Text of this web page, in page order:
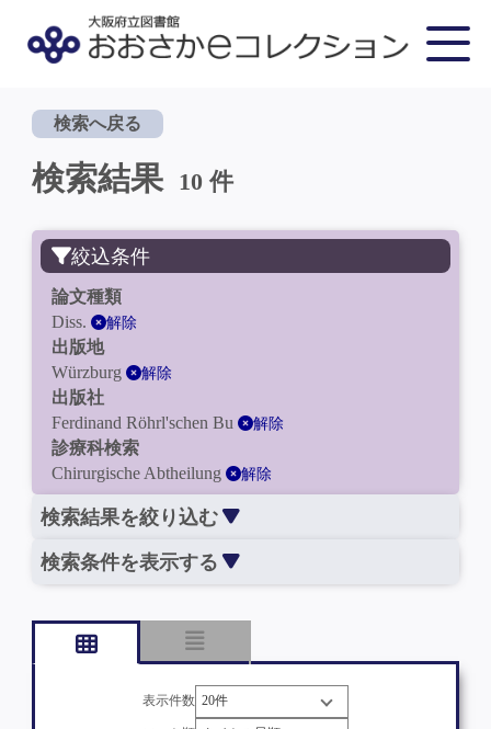
検索へ戻る
検索結果 10 件
絞込条件
論文種類
Diss.
解除
出版地
Würzburg
解除
出版社
Ferdinand Röhrl'schen Bu
解除
診療科検索
Chirurgische Abtheilung
解除
検索結果を絞り込む
検索条件を表示する
表示件数